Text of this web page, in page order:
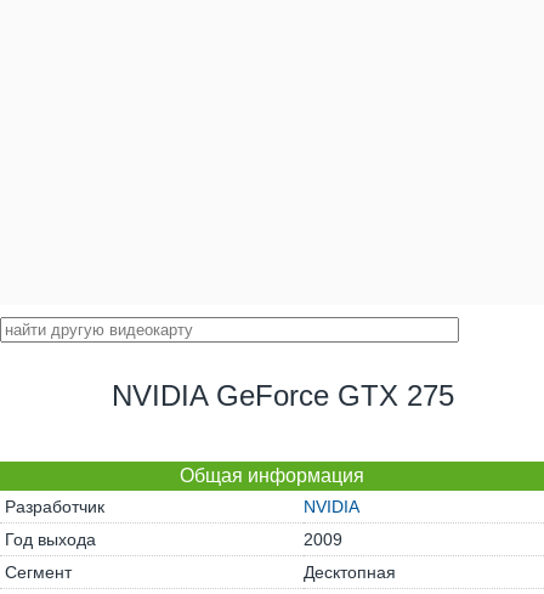
NVIDIA GeForce GTX 275
Общая информация
Разработчик
NVIDIA
Год выхода
2009
Сегмент
Десктопная